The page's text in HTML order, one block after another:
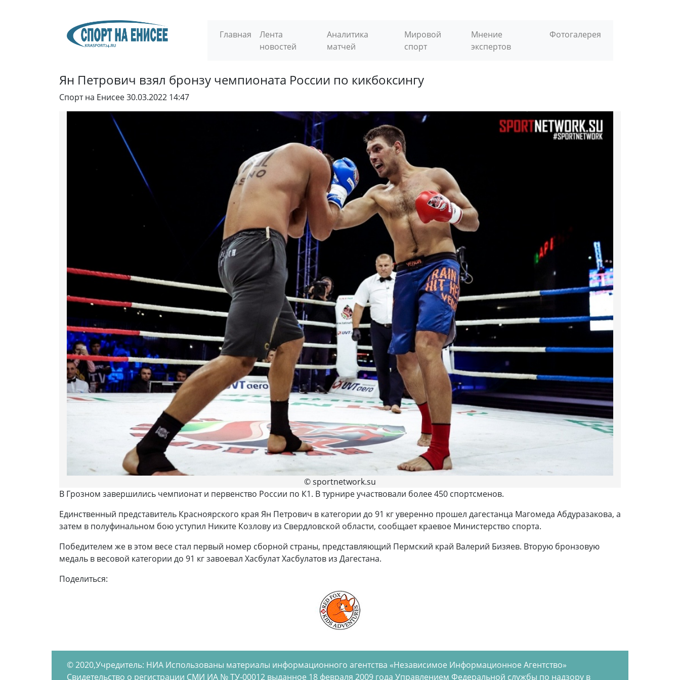
Главная
Лента
новостей
Аналитика
матчей
Мировой
спорт
Мнение
экспертов
Фотогалерея
Ян Петрович взял бронзу чемпионата России по кикбоксингу
Спорт на Енисее30.03.2022 14:47
© sportnetwork.su
В Грозном завершились чемпионат и первенство России по К1. В турнире участвовали более 450 спортсменов.
Единственный представитель Красноярского края Ян Петрович в категории до 91 кг уверенно прошел дагестанца Магомеда Абдуразакова, а
затем в полуфинальном бою уступил Никите Козлову из Свердловской области, сообщает краевое Министерство спорта.
Победителем же в этом весе стал первый номер сборной страны, представляющий Пермский край Валерий Бизяев. Вторую бронзовую
медаль в весовой категории до 91 кг завоевал Хасбулат Хасбулатов из Дагестана.
Поделиться:
© 2020,Учредитель: НИА Использованы материалы информационного агентства «Независимое Информационное Агентство»
Свидетельство о регистрации СМИ ИА № ТУ-00012 выданное 18 февраля 2009 года Управлением Федеральной службы по надзору в